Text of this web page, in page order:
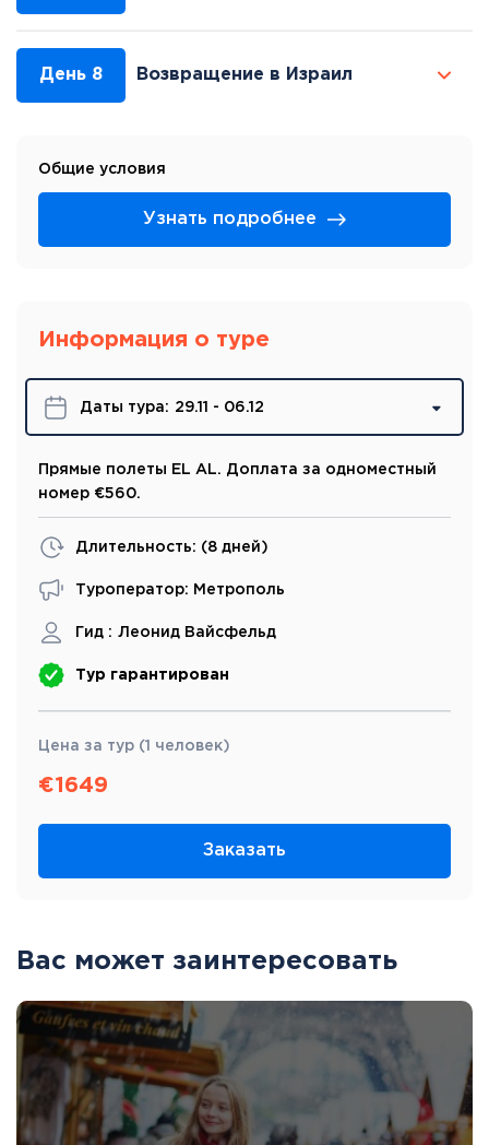
День 8 Возвращение в Израил
Общие условия
Узнать подробнее
Информация о туре
Даты турa: 29.11 - 06.12
Прямые полеты EL AL. Доплата за одноместный
номер €560.
Длительность: (8 дней )
Туроператор: Метрополь
Гид : Леонид Вайсфельд
Тур гарантирован
Цена за тур (1 человек)
€1649
Заказать
Вас может заинтересовать